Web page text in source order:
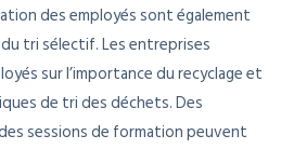
des employés sont également
tri sélectif. Les entreprises
sur l’importance du recyclage et
de tri des déchets. Des
sessions de formation peuvent